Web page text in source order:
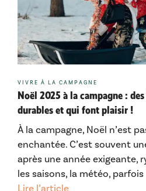
Noël 2025 à la campagne :
durables et qui font plaisir !
À la campagne, Noël n’est
enchantée. C’est souvent
après une année exigeante,
les saisons, la météo, parfois
Lire l’article
Catégories
VIVRE À LA CAMPAGNE